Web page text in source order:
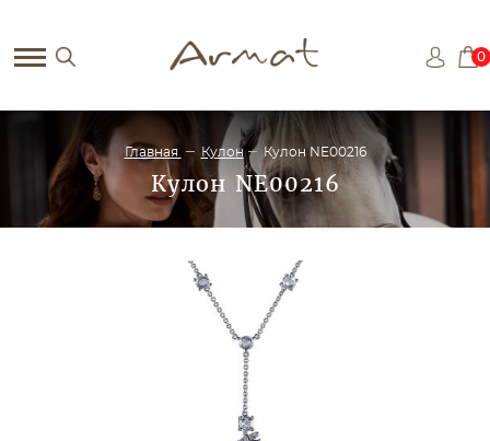
0
Главная Кулон Кулон NE00216
Кулон NE00216